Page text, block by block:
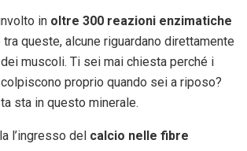
in oltre 300 reazioni enzimatiche
queste, alcune riguardano direttamente
muscoli. Ti sei mai chiesta perché i
colpiscono proprio quando sei a riposo?
sta in questo minerale.
l’ingresso del calcio nelle fibre